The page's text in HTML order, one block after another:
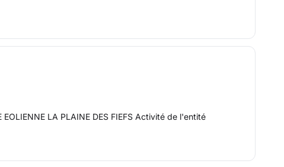
LA PLAINE DES FIEFS Activité de l'entité